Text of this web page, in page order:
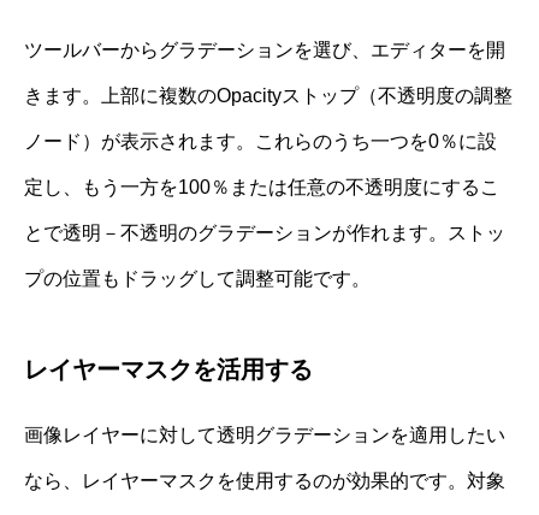
ツールバーからグラデーションを選び、エディターを開
きます。上部に複数のOpacityストップ（不透明度の調整
ノード）が表示されます。これらのうち一つを0％に設
定し、もう一方を100％または任意の不透明度にするこ
とで透明－不透明のグラデーションが作れます。ストッ
プの位置もドラッグして調整可能です。
レイヤーマスクを活用する
画像レイヤーに対して透明グラデーションを適用したい
なら、レイヤーマスクを使用するのが効果的です。対象